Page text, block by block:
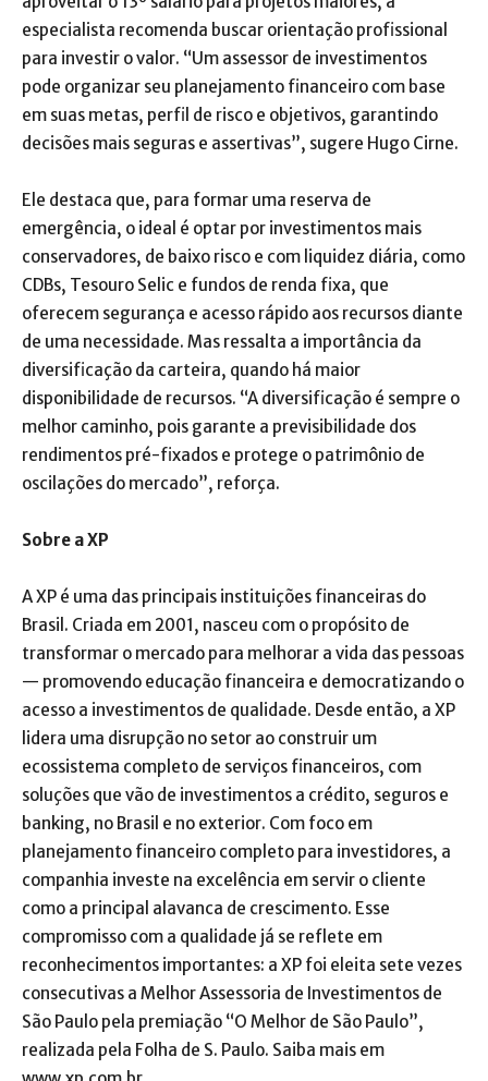
especialista recomenda buscar orientação profissional
para investir o valor. “Um assessor de investimentos
pode organizar seu planejamento financeiro com base
em suas metas, perfil de risco e objetivos, garantindo
decisões mais seguras e assertivas”, sugere Hugo Cirne.
Ele destaca que, para formar uma reserva de
emergência, o ideal é optar por investimentos mais
conservadores, de baixo risco e com liquidez diária, como
CDBs, Tesouro Selic e fundos de renda fixa, que
oferecem segurança e acesso rápido aos recursos diante
de uma necessidade. Mas ressalta a importância da
diversificação da carteira, quando há maior
disponibilidade de recursos. “A diversificação é sempre o
melhor caminho, pois garante a previsibilidade dos
rendimentos pré-fixados e protege o patrimônio de
oscilações do mercado”, reforça.
Sobre a XP
A XP é uma das principais instituições financeiras do
Brasil. Criada em 2001, nasceu com o propósito de
transformar o mercado para melhorar a vida das pessoas
— promovendo educação financeira e democratizando o
acesso a investimentos de qualidade. Desde então, a XP
lidera uma disrupção no setor ao construir um
ecossistema completo de serviços financeiros, com
soluções que vão de investimentos a crédito, seguros e
banking, no Brasil e no exterior. Com foco em
planejamento financeiro completo para investidores, a
companhia investe na excelência em servir o cliente
como a principal alavanca de crescimento. Esse
compromisso com a qualidade já se reflete em
reconhecimentos importantes: a XP foi eleita sete vezes
consecutivas a Melhor Assessoria de Investimentos de
São Paulo pela premiação “O Melhor de São Paulo”,
realizada pela Folha de S. Paulo. Saiba mais em